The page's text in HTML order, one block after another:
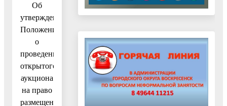
Об
утверждении
Положения
о
проведении
открытого
аукциона
на право
размещения